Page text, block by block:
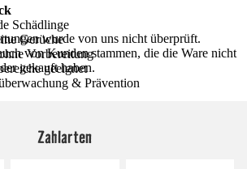
Schädlinge
Gerüche
Vorbereitung
geeignet
& Prävention
wurde von uns nicht überprüft.
von Kunden stammen, die die Ware nicht
gekauft haben.
Zahlarten